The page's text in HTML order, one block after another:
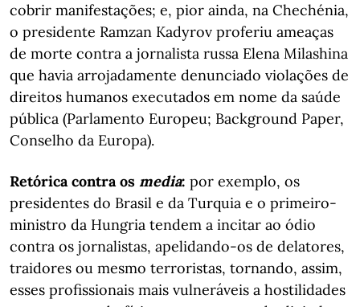
cobrir manifestações; e, pior ainda, na Chechénia,
o presidente Ramzan Kadyrov proferiu ameaças
de morte contra a jornalista russa Elena Milashina
que havia arrojadamente denunciado violações de
direitos humanos executados em nome da saúde
pública (Parlamento Europeu; Background Paper,
Conselho da Europa).
Retórica contra os media: por exemplo, os
presidentes do Brasil e da Turquia e o primeiro-
ministro da Hungria tendem a incitar ao ódio
contra os jornalistas, apelidando-os de delatores,
traidores ou mesmo terroristas, tornando, assim,
esses profissionais mais vulneráveis a hostilidades